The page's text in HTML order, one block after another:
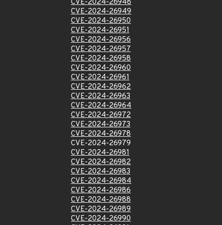
CVE-2024-26948
CVE-2024-26949
CVE-2024-26950
CVE-2024-26951
CVE-2024-26956
CVE-2024-26957
CVE-2024-26958
CVE-2024-26960
CVE-2024-26961
CVE-2024-26962
CVE-2024-26963
CVE-2024-26964
CVE-2024-26972
CVE-2024-26973
CVE-2024-26978
CVE-2024-26979
CVE-2024-26981
CVE-2024-26982
CVE-2024-26983
CVE-2024-26984
CVE-2024-26986
CVE-2024-26988
CVE-2024-26989
CVE-2024-26990